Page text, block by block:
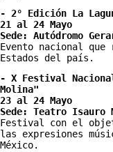
- 2° Edición La
21 al 24 Mayo
Sede: Autódromo
Evento nacional
Estados del país.
- X Festival
Molina"
23 al 24 Mayo
Sede: Teatro Isauro
Festival con el
las expresiones
México.